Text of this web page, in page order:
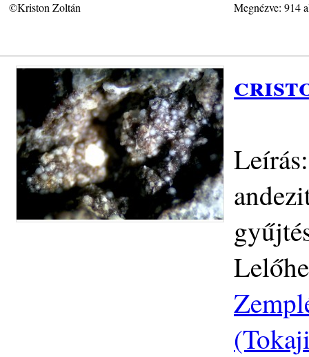
©Kriston Zoltán Megnézve: 914